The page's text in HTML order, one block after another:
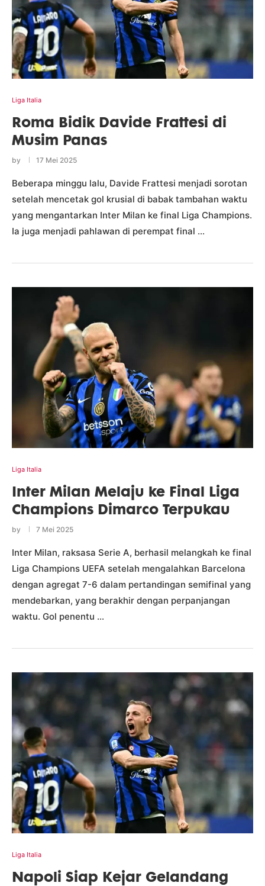
Liga Italia
Roma Bidik Davide Frattesi di
Musim Panas
by 17 Mei 2025
Beberapa minggu lalu, Davide Frattesi menjadi sorotan
setelah mencetak gol krusial di babak tambahan waktu
yang mengantarkan Inter Milan ke final Liga Champions.
Ia juga menjadi pahlawan di perempat final …
Liga Italia
Inter Milan Melaju ke Final Liga
Champions Dimarco Terpukau
by 7 Mei 2025
Inter Milan, raksasa Serie A, berhasil melangkah ke final
Liga Champions UEFA setelah mengalahkan Barcelona
dengan agregat 7-6 dalam pertandingan semifinal yang
mendebarkan, yang berakhir dengan perpanjangan
waktu. Gol penentu …
Liga Italia
Napoli Siap Kejar Gelandang